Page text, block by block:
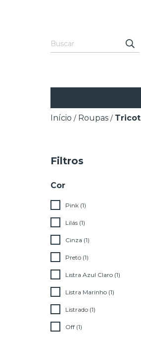
Início / Roupas / Tricot
Filtros
Cor
Pink (1)
Lilás (1)
Cinza (1)
Preto (1)
Listra Azul Claro (1)
Listra Marinho (1)
Listrado (1)
Off (1)